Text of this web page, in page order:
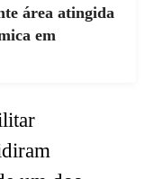
área atingida
em